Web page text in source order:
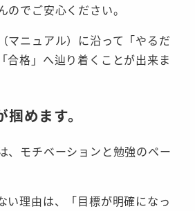
のでご安心ください。
マニュアル）に沿って「やるだ
合格」へ辿り着くことが出来ま
めます。
、モチベーションと勉強のペー
い理由は、「目標が明確になっ